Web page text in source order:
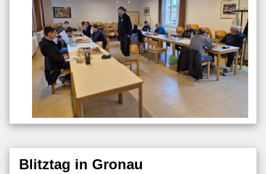
Blitztag in Gronau